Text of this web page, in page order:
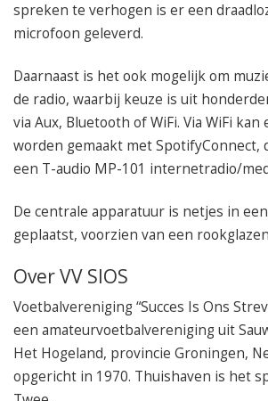
spreken te verhogen is er een
microfoon geleverd.
Daarnaast is het ook mogelijk om
de radio, waarbij keuze is uit
via Aux, Bluetooth of WiFi. Via WiFi
worden gemaakt met SpotifyConnect,
een T-audio MP-101 internetradio/
De centrale apparatuur is netjes in
geplaatst, voorzien van een
Over VV SIOS
Voetbalvereniging “Succes Is Ons
een amateurvoetbalvereniging uit
Het Hogeland, provincie Groningen,
opgericht in 1970. Thuishaven is het